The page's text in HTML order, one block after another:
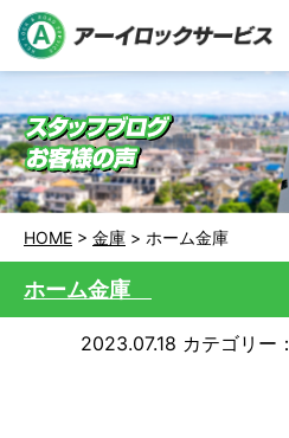
HOME > 金庫 > ホーム金庫
ホーム金庫
2023.07.18 カテゴリー：